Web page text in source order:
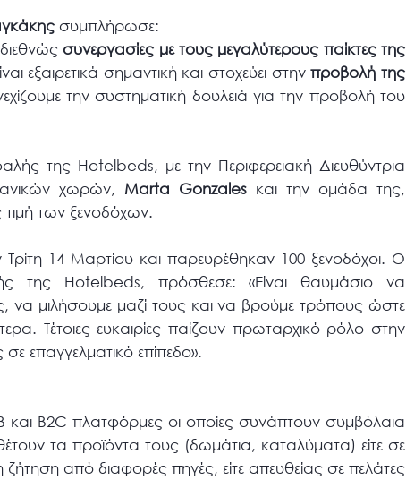
συμπλήρωσε:
συνεργασίες με τους μεγαλύτερους παίκτες της
εξαιρετικά σημαντική και στοχεύει στηνπροβολή της
την συστηματική δουλειά για την προβολή του
της Hotelbeds, με την Περιφερειακή Διευθύντρια
χωρών, Marta Gonzales και την ομάδα της,
των ξενοδόχων.
14 Μαρτίου και παρευρέθηκαν 100 ξενοδόχοι. Ο
της Hotelbeds, πρόσθεσε: «Είναι θαυμάσιο να
να μιλήσουμε μαζί τους και να βρούμε τρόπους ώστε
Τέτοιες ευκαιρίες παίζουν πρωταρχικό ρόλο στην
επαγγελματικό επίπεδο».
και B2C πλατφόρμες οι οποίες συνάπτουν συμβόλαια
τα προϊόντα τους (δωμάτια, καταλύματα) είτε σε
από διαφορές πηγές, είτε απευθείας σε πελάτες